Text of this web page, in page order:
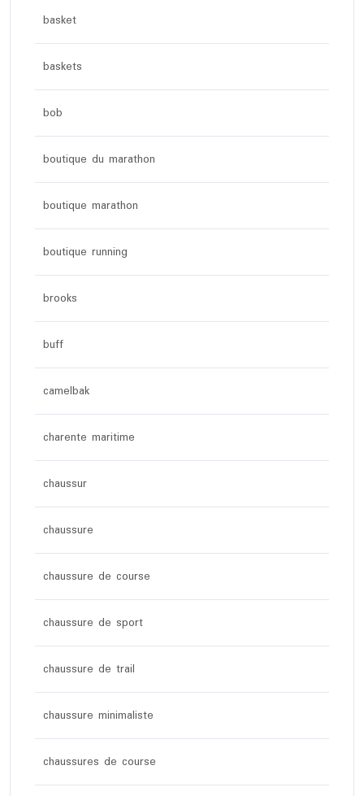
basket
baskets
bob
boutique du marathon
boutique marathon
boutique running
brooks
buff
camelbak
charente maritime
chaussur
chaussure
chaussure de course
chaussure de sport
chaussure de trail
chaussure minimaliste
chaussures de course